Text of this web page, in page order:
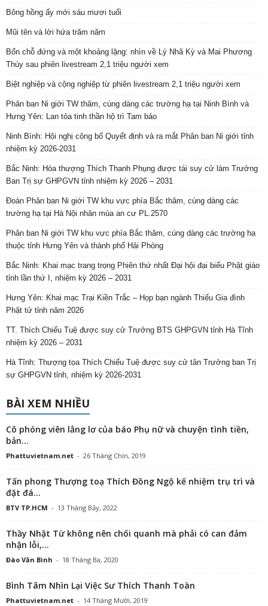
Bông hồng ấy mới sáu mươi tuổi
Mũi tên và lời hứa trăm năm
Bốn chỗ đứng và một khoảng lặng: nhìn về Lý Nhã Kỳ và Mai Phương
Thúy sau phiên livestream 2,1 triệu người xem
Biệt nghiệp và cộng nghiệp từ phiên livestream 2,1 triệu người xem
Phân ban Ni giới TW thăm, cúng dàng các trường hạ tại Ninh Bình và
Hưng Yên: Lan tỏa tinh thần hộ trì Tam bảo
Ninh Bình: Hội nghị công bố Quyết định và ra mắt Phân ban Ni giới tỉnh
nhiệm kỳ 2026-2031
Bắc Ninh: Hòa thượng Thích Thanh Phụng được tái suy cử làm Trưởng
Ban Trị sự GHPGVN tỉnh nhiệm kỳ 2026 – 2031
Đoàn Phân ban Ni giới TW khu vực phía Bắc thăm, cúng dàng các
trường hạ tại Hà Nội nhân mùa an cư PL.2570
Phân ban Ni giới TW khu vực phía Bắc thăm, cúng dàng các trường hạ
thuộc tỉnh Hưng Yên và thành phố Hải Phòng
Bắc Ninh: Khai mạc trang trọng Phiên thứ nhất Đại hội đại biểu Phật giáo
tỉnh lần thứ I, nhiệm kỳ 2026 – 2031
Hưng Yên: Khai mạc Trại Kiền Trắc – Họp bạn ngành Thiếu Gia đình
Phật tử tỉnh năm 2026
TT. Thích Chiếu Tuệ được suy cử Trưởng BTS GHPGVN tỉnh Hà Tĩnh
nhiệm kỳ 2026 – 2031
Hà Tĩnh: Thượng tọa Thích Chiếu Tuệ được suy cử tân Trưởng ban Trị
sự GHPGVN tỉnh, nhiệm kỳ 2026-2031
BÀI XEM NHIỀU
Cô phóng viên lẳng lơ của báo Phụ nữ và chuyện tình tiền,
bản...
Phattuvietnam.net - 26 Tháng Chín, 2019
Tấn phong Thượng toạ Thích Đồng Ngộ kế nhiệm trụ trì và
đặt đá...
BTV TP.HCM - 13 Tháng Bảy, 2022
Thầy Nhật Từ không nên chối quanh mà phải có can đảm
nhận lỗi,...
Đào Văn Bình - 18 Tháng Ba, 2020
Bình Tâm Nhìn Lại Việc Sư Thích Thanh Toàn
Phattuvietnam.net - 14 Tháng Mười, 2019